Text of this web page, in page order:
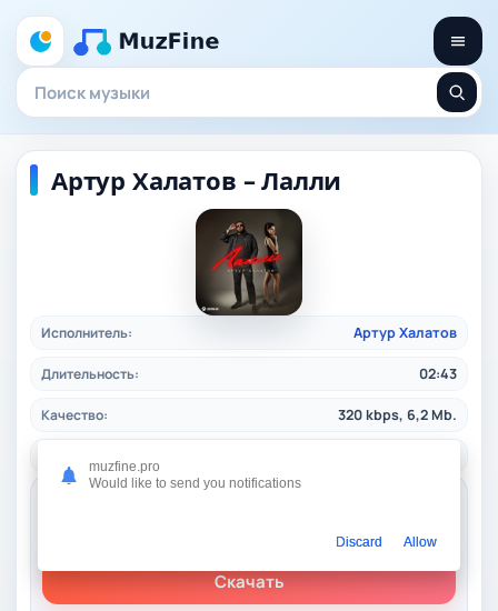
Артур Халатов – Лалли
Исполнитель: Артур Халатов
Длительность: 02:43
Качество: 320 kbps, 6,2 Mb.
Скачать
muzfine.pro
Would like to send you notifications
Discard Allow